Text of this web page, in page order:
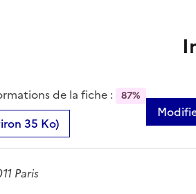
de la fiche : 87%
35 Ko)
Paris